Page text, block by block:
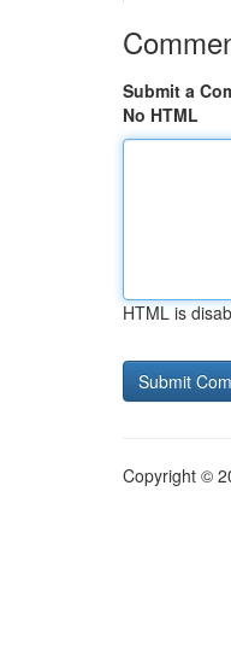
Submit a
No HTML
HTML is
Copyright ©